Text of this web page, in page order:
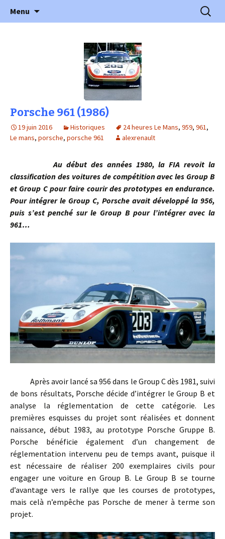
l'Automobile Ancienne
l'automobile ancienne : articles, historiques
…
Menu
Porsche 961 (1986)
19 juin 2016 Historiques 24 heures Le Mans, 959, 961,
Le mans, porsche, porsche 961 alexrenault
Au début des années 1980, la FIA revoit la
classification des voitures de compétition avec les Group B
et Group C pour faire courir des prototypes en endurance.
Pour intégrer le Group C, Porsche avait développé la 956,
puis s’est penché sur le Group B pour l’intégrer avec la
961…
Après avoir lancé sa 956 dans le Group C dès 1981, suivi
de bons résultats, Porsche décide d’intégrer le Group B et
analyse la réglementation de cette catégorie. Les
premières esquisses du projet sont réalisées et donnent
naissance, début 1983, au prototype Porsche Gruppe B.
Porsche bénéficie également d’un changement de
réglementation intervenu peu de temps avant, puisque il
est nécessaire de réaliser 200 exemplaires civils pour
engager une voiture en Group B. Le Group B se tourne
d’avantage vers le rallye que les courses de prototypes,
mais celà n’empêche pas Porsche de mener à terme son
projet.